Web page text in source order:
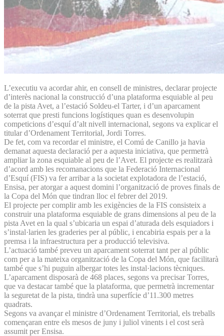
L’executiu va acordar ahir, en consell de ministres, declarar projecte
d’interès nacional la construcció d’una plataforma esquiable al peu
de la pista Avet, a l’estació Soldeu-el Tarter, i d’un aparcament
soterrat que presti funcions logístiques quan es desenvolupin
competicions d’esquí d’alt nivell internacional, segons va explicar el
titular d’Ordenament Territorial, Jordi Torres.
De fet, com va recordar el ministre, el Comú de Canillo ja havia
demanat aquesta declaració per a aquesta iniciativa, que permetrà
ampliar la zona esquiable al peu de l’Avet. El projecte es realitzarà
d’acord amb les recomanacions que la Federació Internacional
d’Esquí (FIS) va fer arribar a la societat explotadora de l’estació,
Ensisa, per atorgar a aquest domini l’organització de proves finals de
la Copa del Món que tindran lloc el febrer del 2019.
El projecte per complir amb les exigències de la FIS consisteix a
construir una plataforma esquiable de grans dimensions al peu de la
pista Avet en la qual s’ubicaria un espai d’aturada dels esquiadors i
s’instal·larien les graderies per al públic, i encabiria espais per a la
premsa i la infraestructura per a producció televisiva.
L’actuació també preveu un aparcament soterrat tant per al públic
com per a la mateixa organització de la Copa del Món, que facilitarà
també que s’hi puguin albergar totes les instal·lacions tècniques.
L’aparcament disposarà de 468 places, segons va precisar Torres,
que va destacar també que la plataforma, que permetrà incrementar
la seguretat de la pista, tindrà una superfície d’11.300 metres
quadrats.
Segons va avançar el ministre d’Ordenament Territorial, els treballs
començaran entre els mesos de juny i juliol vinents i el cost serà
assumit per Ensisa.